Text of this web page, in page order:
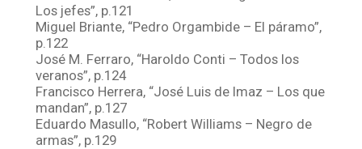
Los jefes”, p.121
Miguel Briante, “Pedro Orgambide – El páramo”,
p.122
José M. Ferraro, “Haroldo Conti – Todos los
veranos”, p.124
Francisco Herrera, “José Luis de Imaz – Los que
mandan”, p.127
Eduardo Masullo, “Robert Williams – Negro de
armas”, p.129